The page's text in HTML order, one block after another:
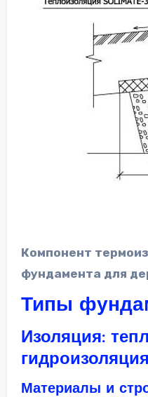
Компонент термоизоляции сборного
фундамента для
Типы
Изоляция:
гидроизоляция
Материалы и